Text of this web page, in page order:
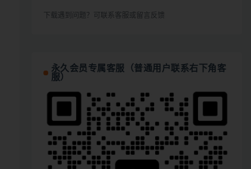
下载遇到问题？可联系客服或留言反馈
永久会员专属客服（普通用户联系右下角客
服）